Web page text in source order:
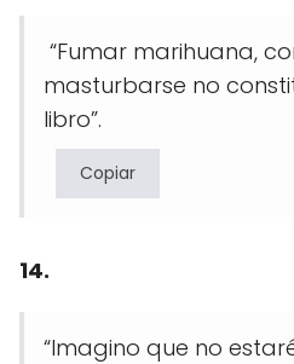
“Fumar marihuana,
masturbarse no
libro”.
Copiar
14.
“Imagino que no